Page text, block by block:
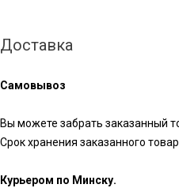
Доставка
Самовывоз
Вы можете забрать заказанный
Срок хранения заказанного
Курьером по Минску.